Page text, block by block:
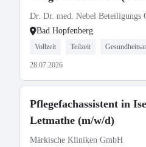
Dr. Dr. med. Nebel Beteiligungs
Bad Hopfenberg
Vollzeit Teilzeit
28.07.2026
Pflegefachassistent in
Letmathe (m/w/d)
Märkische Kliniken GmbH